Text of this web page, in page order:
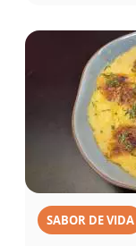
SABOR DE VIDA